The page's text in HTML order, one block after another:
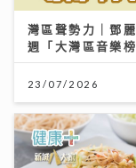
灣區聲勢力｜鄧
週「大灣區音樂
23/07/2026